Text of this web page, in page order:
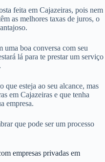
feita em Cajazeiras, pois nem
as melhores taxas de juros, o
uma boa conversa com seu
lá para te prestar um serviço
que esteja ao seu alcance, mas
em Cajazeiras e que tenha
empresa.
que pode ser um processo
empresas privadas em